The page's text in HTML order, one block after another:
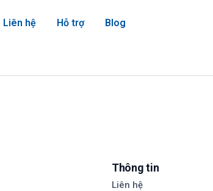
Liên hệ Hỗ trợ Blog
Thông tin
Liên hệ